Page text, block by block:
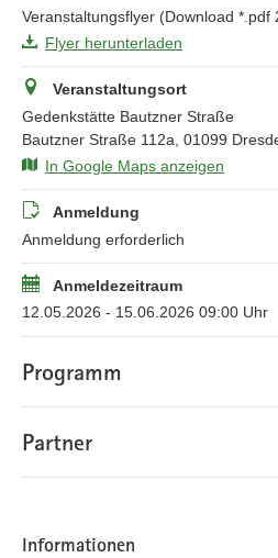
Veranstaltungsflyer (Download *.pdf
Flyer herunterladen
Veranstaltungsort
Gedenkstätte Bautzner Straße
Bautzner Straße 112a, 01099
In Google Maps anzeigen
Anmeldung
Anmeldung erforderlich
Anmeldezeitraum
12.05.2026 - 15.06.2026 09:00 Uhr
Programm
Partner
Informationen